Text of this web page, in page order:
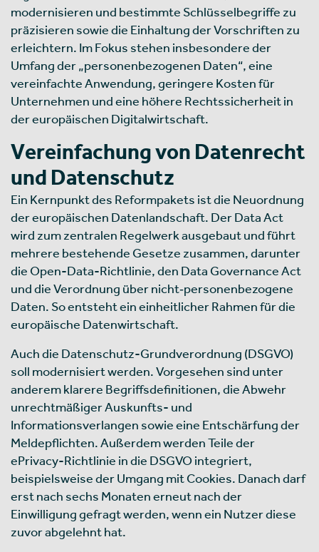
modernisieren und bestimmte Schlüsselbegriffe zu
präzisieren sowie die Einhaltung der Vorschriften zu
erleichtern. Im Fokus stehen insbesondere der
Umfang der „personenbezogenen Daten“, eine
vereinfachte Anwendung, geringere Kosten für
Unternehmen und eine höhere Rechtssicherheit in
der europäischen Digitalwirtschaft.
Vereinfachung von Datenrecht
und Datenschutz
Ein Kernpunkt des Reformpakets ist die Neuordnung
der europäischen Datenlandschaft. Der Data Act
wird zum zentralen Regelwerk ausgebaut und führt
mehrere bestehende Gesetze zusammen, darunter
die Open-Data-Richtlinie, den Data Governance Act
und die Verordnung über nicht‑personenbezogene
Daten. So entsteht ein einheitlicher Rahmen für die
europäische Datenwirtschaft.
Auch die Datenschutz-Grundverordnung (DSGVO)
soll modernisiert werden. Vorgesehen sind unter
anderem klarere Begriffsdefinitionen, die Abwehr
unrechtmäßiger Auskunfts- und
Informationsverlangen sowie eine Entschärfung der
Meldepflichten. Außerdem werden Teile der
ePrivacy-Richtlinie in die DSGVO integriert,
beispielsweise der Umgang mit Cookies. Danach darf
erst nach sechs Monaten erneut nach der
Einwilligung gefragt werden, wenn ein Nutzer diese
zuvor abgelehnt hat.